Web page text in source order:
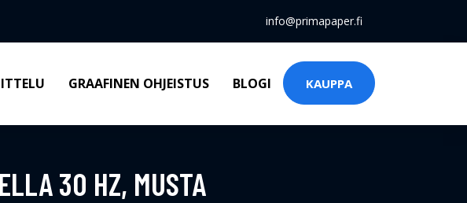
info@primapaper.fi
GRAAFINEN OHJEISTUS BLOGI KAUPPA
30 HZ, MUSTA